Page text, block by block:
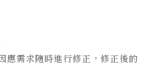
應需求隨時進行修正，修正後的